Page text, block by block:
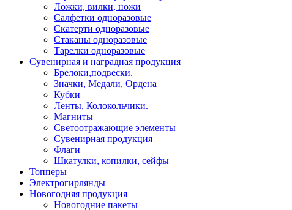
Ложки, вилки, ножи
Салфетки одноразовые
Скатерти одноразовые
Стаканы одноразовые
Тарелки одноразовые
Сувенирная и наградная продукция
Брелоки,подвески.
Значки, Медали, Ордена
Кубки
Ленты, Колокольчики.
Магниты
Светоотражающие элементы
Сувенирная продукция
Флаги
Шкатулки, копилки, сейфы
Топперы
Электрогирлянды
Новогодняя продукция
Новогодние пакеты